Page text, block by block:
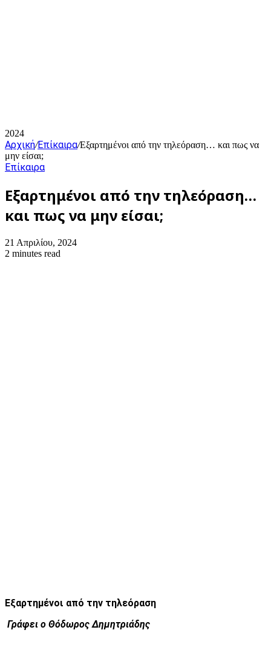
2024
Αρχική/Επίκαιρα/Εξαρτημένοι από την τηλεόραση… και πως να
μην είσαι;
Επίκαιρα
Εξαρτημένοι από την τηλεόραση…
και πως να μην είσαι;
21 Απριλίου, 2024
2 minutes read
Εξαρτημένοι από την τηλεόραση
Γράφει ο Θόδωρος Δημητριάδης